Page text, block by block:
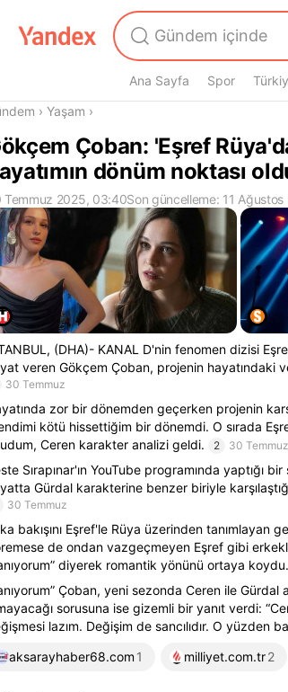
Ana Sayfa Spor
› Yaşam ›
Çoban: 'Eşref
dönüm noktası
Temmuz 2025, 03:40Son güncelleme: 11
(DHA)- KANAL D'nin fenomen dizisi
veren Gökçem Çoban, projenin hayatındaki
30 Temmuz
zor bir dönemden geçerken projenin
kötü hissettiğim bir dönemdi. O sırada
Ceren karakter analizi geldi.
2 30 Temmuz
Sırapınar'ın YouTube programında yaptığı
Gürdal karakterine benzer biriyle
30 Temmuz
bakışını Eşref'le Rüya üzerinden tanımlayan
de ondan vazgeçmeyen Eşref gibi
diyerek romantik yönünü ortaya koydu.
Çoban, yeni sezonda Ceren ile Gürdal
sorusuna ise gizemli bir yanıt verdi:
lazım. Değişim de sancılıdır. O yüzden
aksarayhaber68.com 1 milliyet.com.tr2